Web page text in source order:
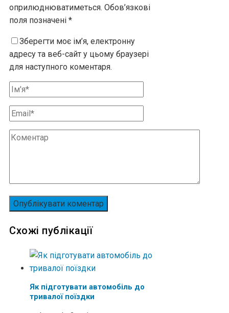
оприлюднюватиметься. Обов’язкові
поля позначені *
Зберегти моє ім’я, електронну
адресу та веб-сайт у цьому браузері
для наступного коментаря.
Схожі публікації
Як підготувати автомобіль до
тривалої поїздки